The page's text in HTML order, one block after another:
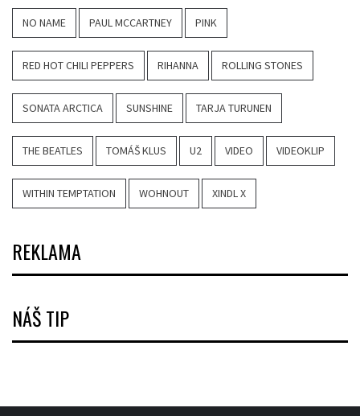
NO NAME PAUL MCCARTNEY PINK
RED HOT CHILI PEPPERS RIHANNA ROLLING STONES
SONATA ARCTICA SUNSHINE TARJA TURUNEN
THE BEATLES TOMÁŠ KLUS U2 VIDEO VIDEOKLIP
WITHIN TEMPTATION WOHNOUT XINDL X
REKLAMA
NÁŠ TIP